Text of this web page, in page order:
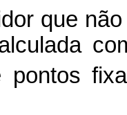
que
pontos